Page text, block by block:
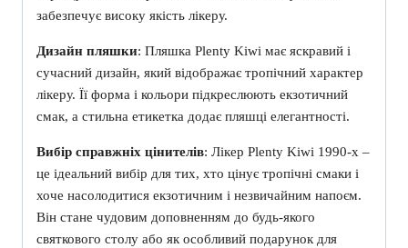
забезпечує високу якість лікеру.
Дизайн пляшки: Пляшка Plenty Kiwi має яскравий і
сучасний дизайн, який відображає тропічний характер
лікеру. Її форма і кольори підкреслюють екзотичний
смак, а стильна етикетка додає пляшці елегантності.
Вибір справжніх цінителів: Лікер Plenty Kiwi 1990-х –
це ідеальний вибір для тих, хто цінує тропічні смаки і
хоче насолодитися екзотичним і незвичайним напоєм.
Він стане чудовим доповненням до будь-якого
святкового столу або як особливий подарунок для